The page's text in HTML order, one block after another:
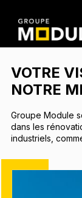
VOTRE
NOTRE
Groupe Module
dans les
industriels,